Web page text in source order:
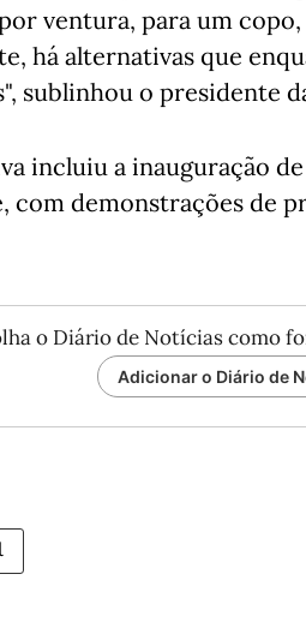
ventura, para um
há alternativas que
sublinhou o presidente
incluiu a inauguração
com demonstrações de
o Diário de Notícias como
Adicionar o Diário de